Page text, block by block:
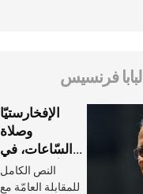
البابا فرنسيس
الإفخارستيّا
وصلاة
السّاعات، في
كلّ أسبوع وكلّ
يوم، هما النَّفَس
النص الكامل
للمقابلة العامّة مع